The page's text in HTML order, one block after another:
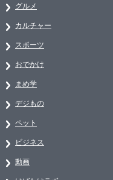
グルメ
カルチャー
スポーツ
おでかけ
まめ学
デジもの
ペット
ビジネス
動画